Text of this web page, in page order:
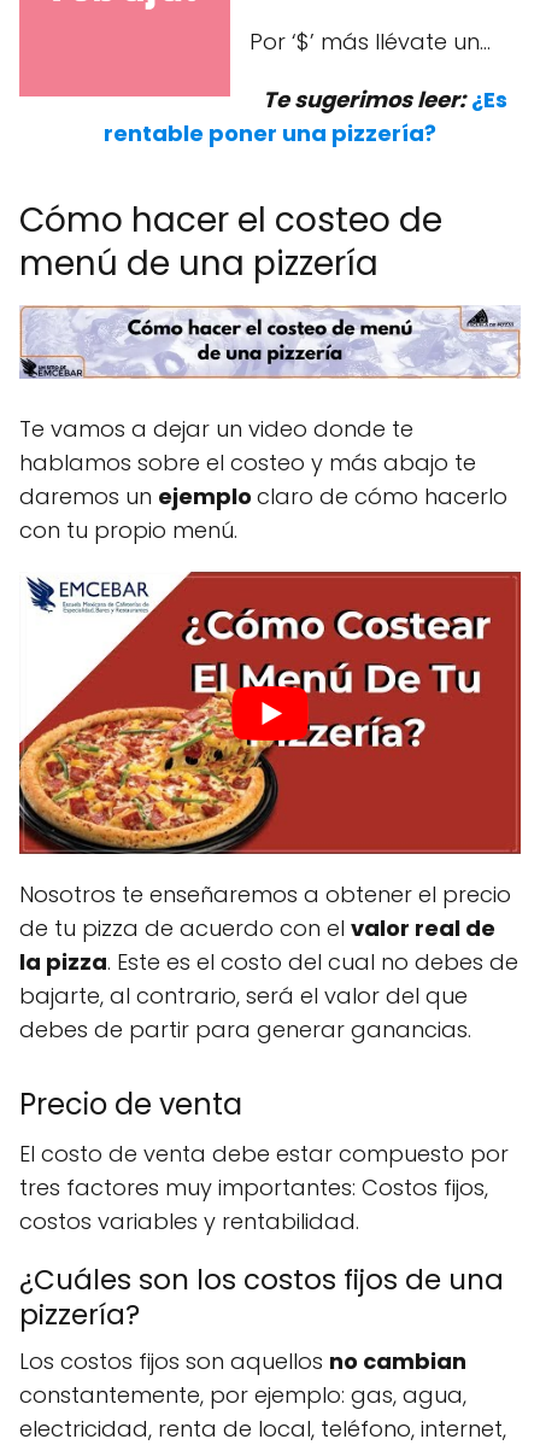
Por ‘$’ más llévate un…
Te sugerimos leer: ¿Es
rentable poner una pizzería?
Cómo hacer el costeo de
menú de una pizzería
Te vamos a dejar un video donde te
hablamos sobre el costeo y más abajo te
daremos un ejemplo claro de cómo hacerlo
con tu propio menú.
Nosotros te enseñaremos a obtener el precio
de tu pizza de acuerdo con el valor real de
la pizza. Este es el costo del cual no debes de
bajarte, al contrario, será el valor del que
debes de partir para generar ganancias.
Precio de venta
El costo de venta debe estar compuesto por
tres factores muy importantes: Costos fijos,
costos variables y rentabilidad.
¿Cuáles son los costos fijos de una
pizzería?
Los costos fijos son aquellos no cambian
constantemente, por ejemplo: gas, agua,
electricidad, renta de local, teléfono, internet,